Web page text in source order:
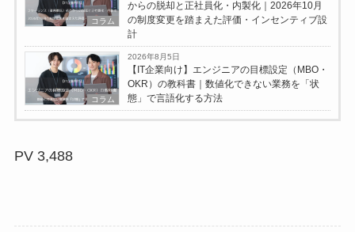
コラム
からの脱却と正社員化・内製化｜2026年10月
の制度変更を踏まえた評価・インセンティブ設
計
コラム
2026年8月5日
【IT企業向け】エンジニアの目標設定（MBO・
OKR）の教科書｜数値化できない業務を「状
態」で言語化する方法
PV 3,488